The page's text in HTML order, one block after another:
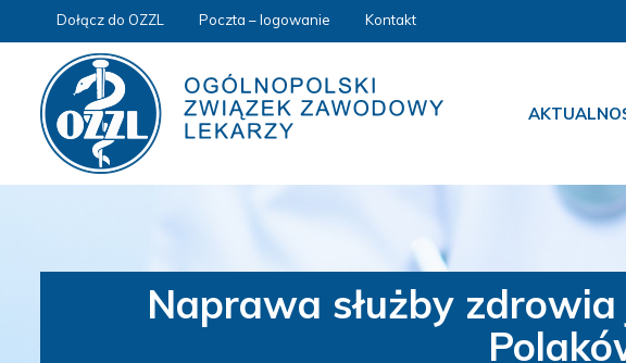
Dołącz do OZZL Poczta – logowanie Kontakt
Naprawa służby